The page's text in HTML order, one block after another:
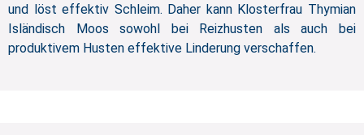
und löst effektiv Schleim. Daher kann Klosterfrau Thymian
Isländisch Moos sowohl bei Reizhusten als auch bei
produktivem Husten effektive Linderung verschaffen.